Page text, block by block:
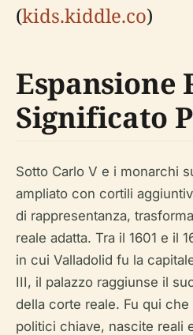
(kids.kiddle.co)
Espansione
Significato
Sotto Carlo V e i monarchi
ampliato con cortili
di rappresentanza,
reale adatta. Tra il 1601 e il
in cui Valladolid fu la
III, il palazzo raggiunse il
della corte reale. Fu qui
politici chiave, nascite reali